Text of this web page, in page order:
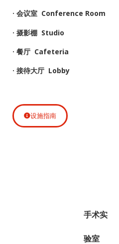
· 会议室 Conference Room
· 摄影棚 Studio
· 餐厅 Cafeteria
· 接待大厅 Lobby
设施指南
手术实
验室